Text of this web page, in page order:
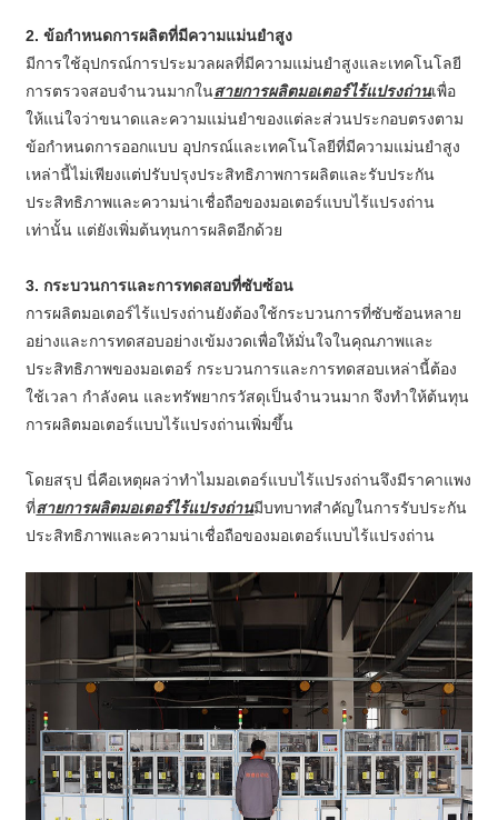
2. ข้อกำหนดการผลิตที่มีความแม่นยำสูง
มีการใช้อุปกรณ์การประมวลผลที่มีความแม่นยำสูงและเทคโนโลยี
การตรวจสอบจำนวนมากในสายการผลิตมอเตอร์ไร้แปรงถ่านเพื่อ
ให้แน่ใจว่าขนาดและความแม่นยำของแต่ละส่วนประกอบตรงตาม
ข้อกำหนดการออกแบบ อุปกรณ์และเทคโนโลยีที่มีความแม่นยำสูง
เหล่านี้ไม่เพียงแต่ปรับปรุงประสิทธิภาพการผลิตและรับประกัน
ประสิทธิภาพและความน่าเชื่อถือของมอเตอร์แบบไร้แปรงถ่าน
เท่านั้น แต่ยังเพิ่มต้นทุนการผลิตอีกด้วย
3. กระบวนการและการทดสอบที่ซับซ้อน
การผลิตมอเตอร์ไร้แปรงถ่านยังต้องใช้กระบวนการที่ซับซ้อนหลาย
อย่างและการทดสอบอย่างเข้มงวดเพื่อให้มั่นใจในคุณภาพและ
ประสิทธิภาพของมอเตอร์ กระบวนการและการทดสอบเหล่านี้ต้อง
ใช้เวลา กำลังคน และทรัพยากรวัสดุเป็นจำนวนมาก จึงทำให้ต้นทุน
การผลิตมอเตอร์แบบไร้แปรงถ่านเพิ่มขึ้น
โดยสรุป นี่คือเหตุผลว่าทำไมมอเตอร์แบบไร้แปรงถ่านจึงมีราคาแพง
ที่สายการผลิตมอเตอร์ไร้แปรงถ่านมีบทบาทสำคัญในการรับประกัน
ประสิทธิภาพและความน่าเชื่อถือของมอเตอร์แบบไร้แปรงถ่าน